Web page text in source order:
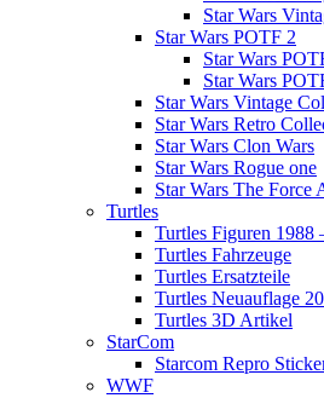
Star Wars
Star Wars POTF 2
Star Wars
Star Wars
Star Wars Vintage
Star Wars Retro
Star Wars Clon Wars
Star Wars Rogue one
Star Wars The Force
Turtles
Turtles Figuren 1988
Turtles Fahrzeuge
Turtles Ersatzteile
Turtles Neuauflage
Turtles 3D Artikel
StarCom
Starcom Repro
WWF